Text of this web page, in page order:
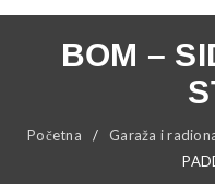
BOM –
Početna / Garaža i